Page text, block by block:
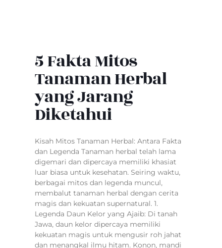
5 Fakta Mitos
Tanaman Herbal
yang Jarang
Diketahui
Kisah Mitos Tanaman Herbal: Antara Fakta
dan Legenda Tanaman herbal telah lama
digemari dan dipercaya memiliki khasiat
luar biasa untuk kesehatan. Seiring waktu,
berbagai mitos dan legenda muncul,
membalut tanaman herbal dengan cerita
magis dan kekuatan supernatural. 1.
Legenda Daun Kelor yang Ajaib: Di tanah
Jawa, daun kelor dipercaya memiliki
kekuatan magis untuk mengusir roh jahat
dan menangkal ilmu hitam. Konon, mandi